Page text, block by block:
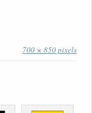
700 × 850 pixels